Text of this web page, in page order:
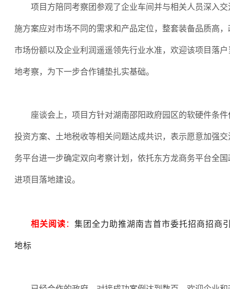
项目方陪同考察团参观了企业车间并与相关人员深入交
施方案应对市场不同的需求和产品定位，整套装备品质高
市场份额以及企业利润遥遥领先行业水准，欢迎该项目落
地考察，为下一步合作铺垫扎实基础。
座谈会上，项目方针对湖南邵阳政府园区的软硬件条件
投资方案、土地税收等相关问题达成共识，表示愿意加强
务平台进一步确定双向考察计划，依托东方龙商务平台全
进项目落地建设。
相关阅读 ： 集团全力助推湖南吉首市委托招商招商
地标